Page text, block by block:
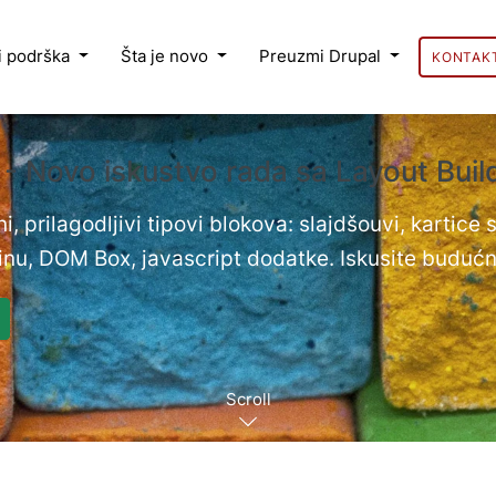
podrška Šta je novo Preuzmi Drupal
iskustvo rada sa Layout
prilagodljivi tipovi blokova: slajdšouvi, kartice
DOM Box, javascript dodatke. Iskusite
Scroll